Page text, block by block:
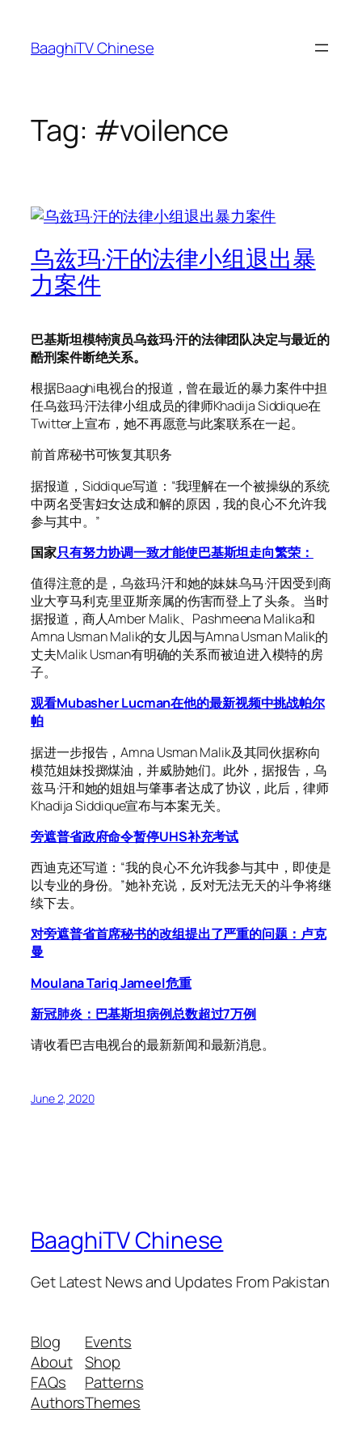
content
BaaghiTV Chinese
Tag: #voilence
乌兹玛·汗的法律小组退出暴
力案件
巴基斯坦模特演员乌兹玛·汗的法律团队决定与最近的
酷刑案件断绝关系。
根据Baaghi电视台的报道，曾在最近的暴力案件中担
任乌兹玛·汗法律小组成员的律师Khadija Siddique在
Twitter上宣布，她不再愿意与此案联系在一起。
前首席秘书可恢复其职务
据报道，Siddique写道：“我理解在一个被操纵的系统
中两名受害妇女达成和解的原因，我的良心不允许我
参与其中。”
国家只有努力协调一致才能使巴基斯坦走向繁荣：
值得注意的是，乌兹玛·汗和她的妹妹乌马·汗因受到商
业大亨马利克·里亚斯亲属的伤害而登上了头条。当时
据报道，商人Amber Malik、Pashmeena Malika和
Amna Usman Malik的女儿因与Amna Usman Malik的
丈夫Malik Usman有明确的关系而被迫进入模特的房
子。
观看Mubasher Lucman在他的最新视频中挑战帕尔
帕
据进一步报告，Amna Usman Malik及其同伙据称向
模范姐妹投掷煤油，并威胁她们。此外，据报告，乌
兹马·汗和她的姐姐与肇事者达成了协议，此后，律师
Khadija Siddique宣布与本案无关。
旁遮普省政府命令暂停UHS补充考试
西迪克还写道：“我的良心不允许我参与其中，即使是
以专业的身份。”她补充说，反对无法无天的斗争将继
续下去。
对旁遮普省首席秘书的改组提出了严重的问题：卢克
曼
Moulana Tariq Jameel危重
新冠肺炎：巴基斯坦病例总数超过7万例
请收看巴吉电视台的最新新闻和最新消息。
June 2, 2020
BaaghiTV Chinese
Get Latest News and Updates From Pakistan
Blog
About
FAQs
Authors
Events
Shop
Patterns
Themes